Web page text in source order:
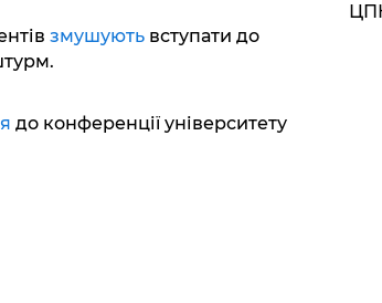
змушують вступати до
до конференції університету